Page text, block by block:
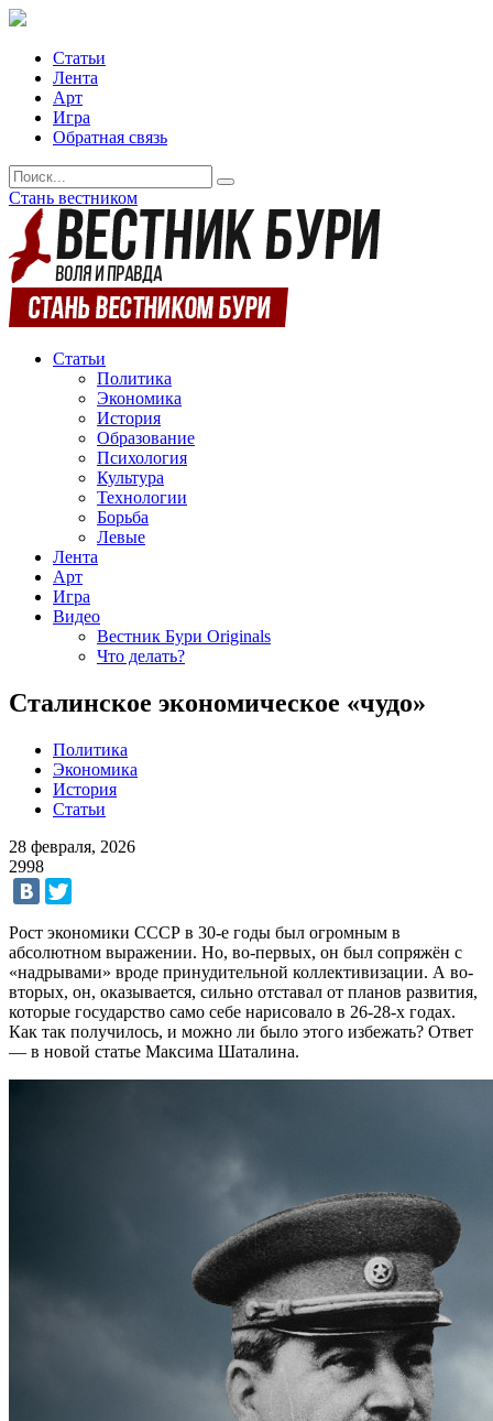
Статьи
Лента
Арт
Игра
Обратная связь
Стань вестником
Статьи
Политика
Экономика
История
Образование
Психология
Культура
Технологии
Борьба
Левые
Лента
Арт
Игра
Видео
Вестник Бури Originals
Что делать?
Сталинское экономическое «чудо»
Политика
Экономика
История
Статьи
28 февраля, 2026
2998
Рост экономики СССР в 30-е годы был огромным в
абсолютном выражении. Но, во-первых, он был сопряжён с
«надрывами» вроде принудительной коллективизации. А во-
вторых, он, оказывается, сильно отставал от планов развития,
которые государство само себе нарисовало в 26-28-х годах.
Как так получилось, и можно ли было этого избежать? Ответ
— в новой статье Максима Шаталина.